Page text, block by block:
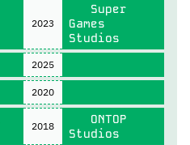
2023
Super
Games
Studios
2025
2020
2018
ONTOP
Studios